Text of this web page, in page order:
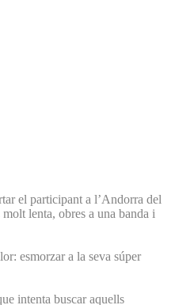
el participant a l’Andorra del
lenta, obres a una banda i
esmorzar a la seva súper
intenta buscar aquells